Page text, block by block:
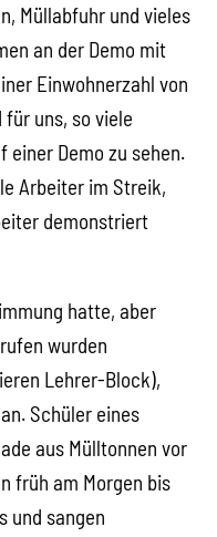
Müllabfuhr und vieles
an der Demo mit
Einwohnerzahl von
uns, so viele
Demo zu sehen.
Arbeiter im Streik,
demonstriert
hatte, aber
wurden
Lehrer-Block),
Schüler eines
aus Mülltonnen vor
früh am Morgen bis
und sangen